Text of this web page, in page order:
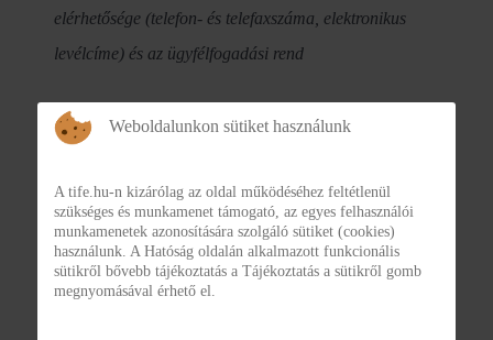
elérhetősége (telefon- és telefaxszáma, elektronikus
levélcíme) és az ügyfélfogadási rend
Ügyfélszolgálati vezető
neve:
Ügyvezetői Iroda
Weboldalunkon sütiket használunk
A tife.hu-n kizárólag az oldal működéséhez feltétlenül
szükséges és munkamenet támogató, az egyes felhasználói
munkamenetek azonosítására szolgáló sütiket (cookies)
használunk. A Hatóság oldalán alkalmazott funkcionális
sütikről bővebb tájékoztatás a Tájékoztatás a sütikről gomb
megnyomásával érhető el.